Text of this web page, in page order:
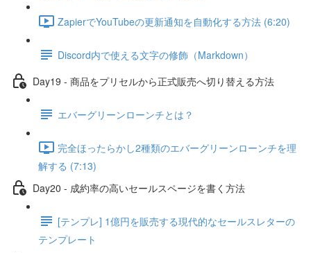
ZapierでYouTubeの更新通知を自動化する方法 (6:20)
Discord内で使える文字の修飾（Markdown）
Day19 - 商品をプリセルから正式販売へ切り替える方法
エバーグリーンローンチとは？
完全ほったらかし2種類のエバーグリーンローンチを理
解する (7:13)
Day20 - 成約率の高いセールスページを書く方法
[テンプレ] 1億円を販売する現代的なセールスレターの
テンプレート